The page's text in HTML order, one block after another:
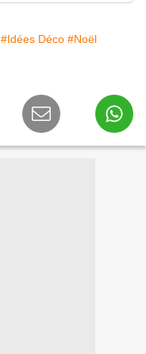
#Idées Déco #Noël